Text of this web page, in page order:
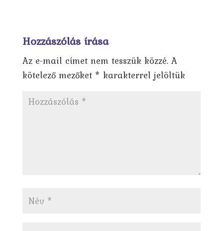
Hozzászólás írása
Az e-mail címet nem tesszük közzé. A
kötelező mezőket * karakterrel jelöltük